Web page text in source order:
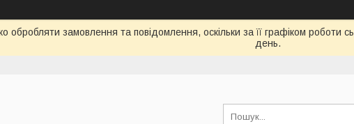
обробляти замовлення та повідомлення, оскільки за її графіком
день.